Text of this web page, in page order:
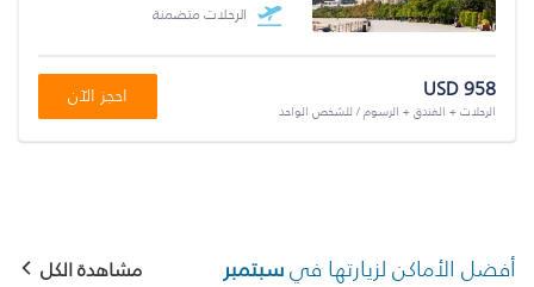
الرحلات متضمنة
USD 958
الرحلات + الفندق + الرسوم / للشخص الواحد
احجز الآن
أفضل الأماكن لزيارتها فيسبتمبر مشاهدة الكل